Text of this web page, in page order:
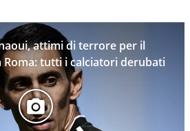
attimi di terrore per il
tutti i calciatori derubati